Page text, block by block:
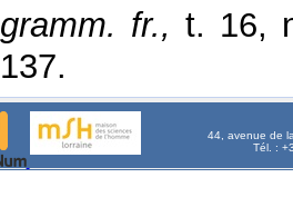
gramm. fr., t. 16,
137.
44, avenue de
Tél. :